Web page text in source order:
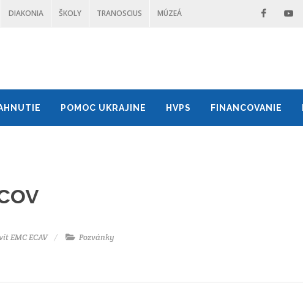
DIAKONIA ŠKOLY TRANOSCIUS MÚZEÁ
POMOC UKRAJINE HVPS FINANCOVANIE
EMC ECAV Pozvánky